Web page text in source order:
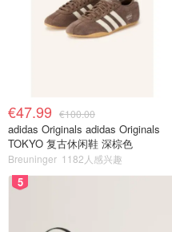
€47.99 €100.00
adidas Originals adidas Originals
TOKYO 复古休闲鞋 深棕色
Breuninger 1182人感兴趣
5